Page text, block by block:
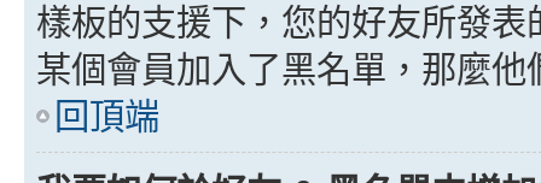
樣板的支援下，您的好友所發
某個會員加入了黑名單，那麼
回頂端